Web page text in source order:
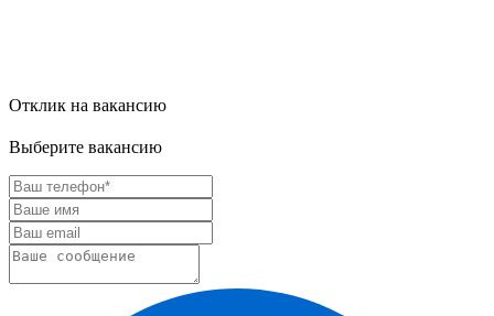
Отклик на вакансию
Выберите вакансию